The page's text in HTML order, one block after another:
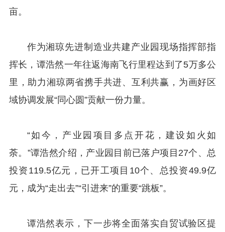
亩。
作为湘琼先进制造业共建产业园现场指挥部指
挥长，谭浩然一年往返海南飞行里程达到了5万多公
里，助力湘琼两省携手共进、互利共赢，为画好区
域协调发展“同心圆”贡献一份力量。
“如今，产业园项目多点开花，建设如火如
荼。”谭浩然介绍，产业园目前已落户项目27个、总
投资119.5亿元，已开工项目10个、总投资49.9亿
元，成为“走出去”“引进来”的重要“跳板”。
谭浩然表示，下一步将全面落实自贸试验区提